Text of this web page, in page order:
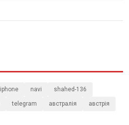
iphone navi shahed-136
telegram австралія австрія